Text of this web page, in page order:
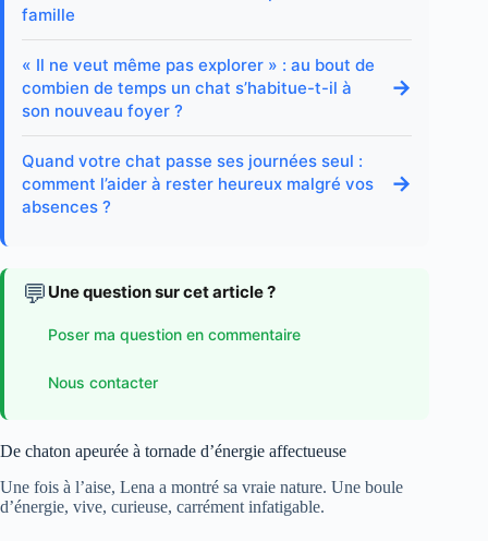
famille
« Il ne veut même pas explorer » : au bout de
combien de temps un chat s’habitue-t-il à
son nouveau foyer ?
→
Quand votre chat passe ses journées seul :
comment l’aider à rester heureux malgré vos
absences ?
→
💬 Une question sur cet article ?
Poser ma question en commentaire
Nous contacter
De chaton apeurée à tornade d’énergie affectueuse
Une fois à l’aise, Lena a montré sa vraie nature. Une boule
d’énergie, vive, curieuse, carrément infatigable.